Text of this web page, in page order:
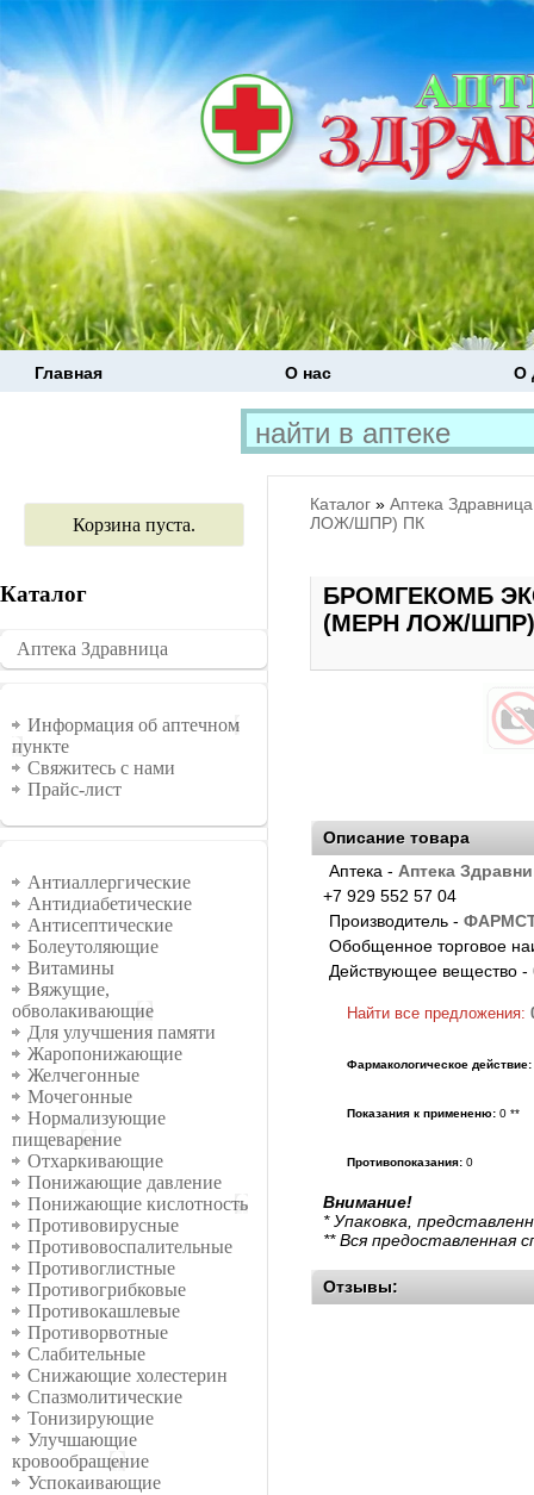
Главная О нас О
Корзина пуста.
Каталог
�������
Аптека Здравница
Информация
Информация об аптечном
пункте
Свяжитесь с нами
Прайс-лист
Группы
Антиаллергические
Антидиабетические
Антисептические
Болеутоляющие
Витамины
Вяжущие,
обволакивающие
Для улучшения памяти
Жаропонижающие
Желчегонные
Мочегонные
Нормализующие
пищеварение
Отхаркивающие
Понижающие давление
Понижающие кислотность
Противовирусные
Противовоспалительные
Противоглистные
Противогрибковые
Противокашлевые
Противорвотные
Слабительные
Снижающие холестерин
Спазмолитические
Тонизирующие
Улучшающие
кровообращение
Успокаивающие
Каталог » Аптека Здравница
ЛОЖ/ШПР) ПК
БРОМГЕКОМБ
(МЕРН ЛОЖ/
Описание товара
Аптека - Аптека
+7 929 552 57 04
Производитель -
Обобщенное торговое
Действующее вещество -
Найти все предложения:
Фармакологическое действие:
Показания к примененю: 0 **
Противопоказания: 0
Внимание!
* Упаковка,
** Вся предоставленная
Отзывы: